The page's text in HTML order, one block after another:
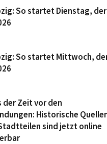
So startet Dienstag, der
So startet Mittwoch,
der Zeit vor den
Historische
sind jetzt online